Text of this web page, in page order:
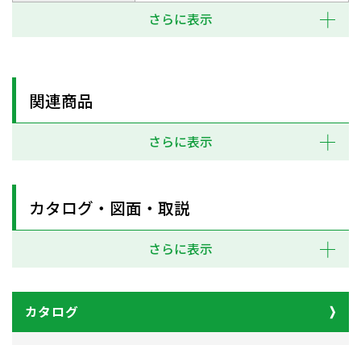
さらに表示
関連商品
さらに表示
カタログ・図面・取説
さらに表示
カタログ